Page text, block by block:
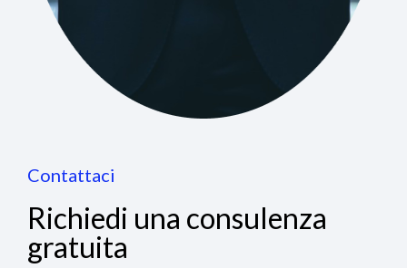
Contattaci
Richiedi una consulenza
gratuita